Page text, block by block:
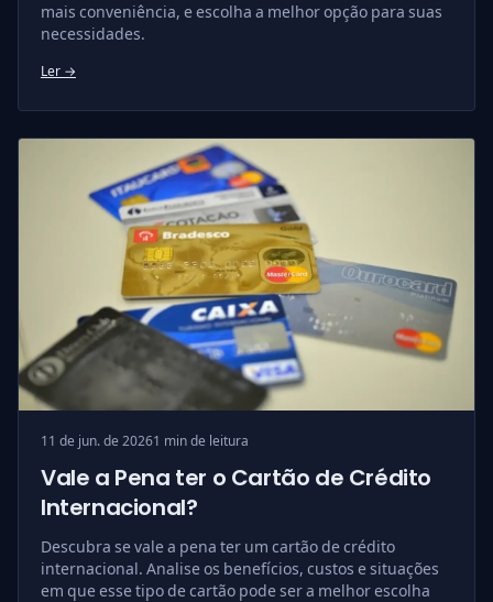
mais conveniência, e escolha a melhor opção para suas
necessidades.
Ler →
11 de jun. de 20261 min de leitura
Vale a Pena ter o Cartão de Crédito
Internacional?
Descubra se vale a pena ter um cartão de crédito
internacional. Analise os benefícios, custos e situações
em que esse tipo de cartão pode ser a melhor escolha